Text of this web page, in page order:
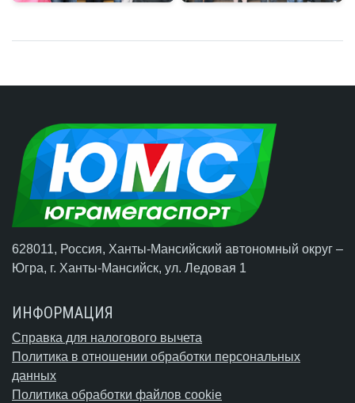
628011, Россия, Ханты-Мансийский автономный округ –
Югра, г. Ханты-Мансийск, ул. Ледовая 1
ИНФОРМАЦИЯ
Справка для налогового вычета
Политика в отношении обработки персональных
данных
Политика обработки файлов cookie